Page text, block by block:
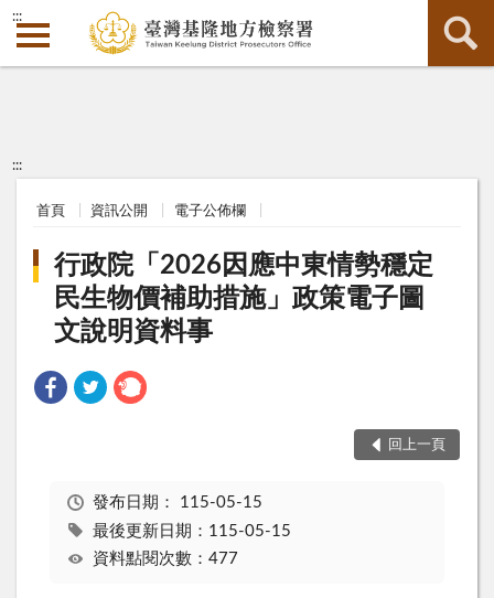
:::
:::
首頁 資訊公開 電子公佈欄
行政院「2026因應中東情勢穩定
民生物價補助措施」政策電子圖
文說明資料事
回上一頁
發布日期： 115-05-15
最後更新日期：115-05-15
資料點閱次數：477